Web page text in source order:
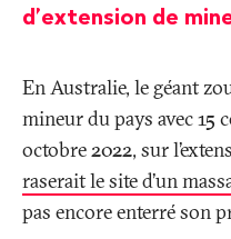
d’extension de
En Australie, le géant
mineur du pays avec 15
octobre 2022, sur
raserait le site d’un
pas encore enterré son